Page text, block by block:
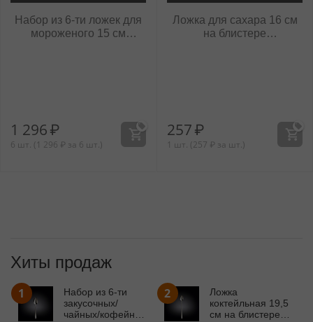
Набор из 6-ти ложек для
мороженого 15 см
1 296₽
6 шт. ( 1 296 ₽ за 6 шт.)
Ложка для сахара 16 см
на блистере
257₽
1 шт. (257 ₽ за шт.)
Хиты продаж
1
Набор из 6-ти
закусочных/
чайных/кофейных
2
Ложка
коктейльная 19,5
см на блистере